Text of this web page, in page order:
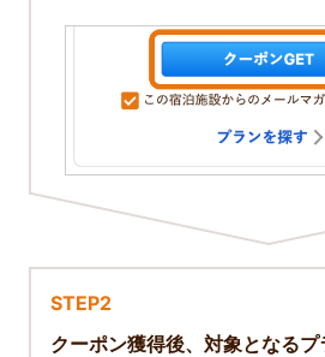
STEP2
クーポン獲得後、対象となる